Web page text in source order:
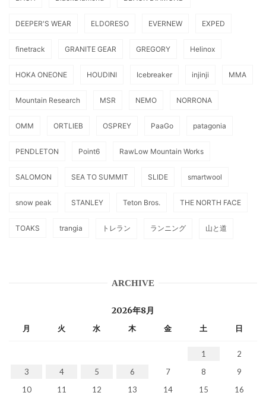
DEEPER'S WEAR ELDORESO EVERNEW EXPED
finetrack GRANITE GEAR GREGORY Helinox
HOKA ONEONE HOUDINI Icebreaker injinji MMA
Mountain Research MSR NEMO NORRONA
OMM ORTLIEB OSPREY PaaGo patagonia
PENDLETON Point6 RawLow Mountain Works
SALOMON SEA TO SUMMIT SLIDE smartwool
snow peak STANLEY Teton Bros. THE NORTH FACE
TOAKS trangia トレラン ランニング 山と道
ARCHIVE
2026年8月
月 火 水 木 金 土 日
1
2
3
4 5 6 7 8
9
10
11 12 13 14 15
16